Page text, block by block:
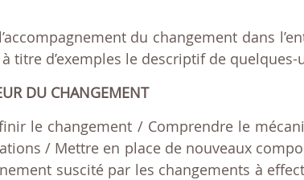
l’accompagnement du changement dans
titre d’exemples le descriptif de
DU CHANGEMENT
le changement / Comprendre le
/ Mettre en place de nouveaux
suscité par les changements à